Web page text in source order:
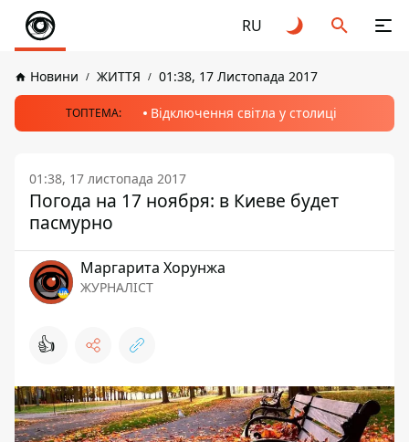
RU
Новини ЖИТТЯ 01:38, 17 Листопада 2017
ТОПТЕМА: Відключення світла у столиці
01:38, 17 листопада 2017
Погода на 17 ноября: в Киеве будет
пасмурно
Маргарита Хорунжа
ЖУРНАЛІСТ
👍